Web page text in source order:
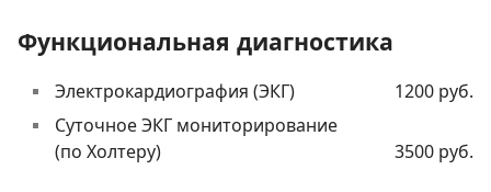
Функциональная диагностика
Электрокардиография (ЭКГ)
1200 руб.
Суточное ЭКГ мониторирование
(по Холтеру)
3500 руб.